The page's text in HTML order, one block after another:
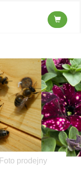
Foto prodejny